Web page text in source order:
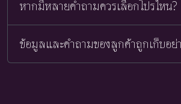
หากมีหลายคำถามควรเลือกโปรไหน?
ข้อมูลและคำถามของลูกค้าถูกเก็บอย่